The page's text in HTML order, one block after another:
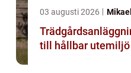
03 augusti 2026
till hållbar utemiljö